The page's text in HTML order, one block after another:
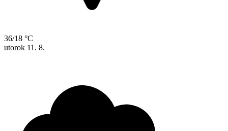
36/18 °C
utorok 11. 8.